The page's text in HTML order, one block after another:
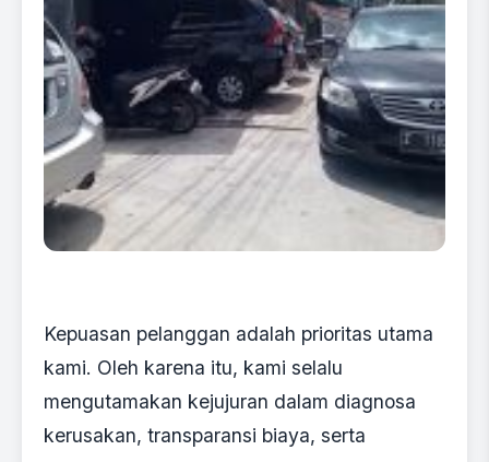
Kepuasan pelanggan adalah prioritas utama
kami. Oleh karena itu, kami selalu
mengutamakan kejujuran dalam diagnosa
kerusakan, transparansi biaya, serta